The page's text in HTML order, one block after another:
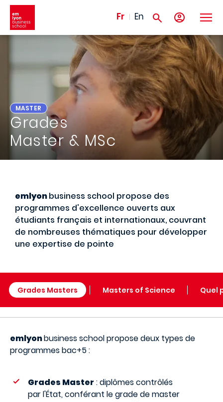
Aller au contenu principal
Fr En
MASTER
Grades
Master & MSc
emlyonbusiness school propose des
programmes d'excellence ouverts aux
étudiants français et internationaux, couvrant
de nombreuses thématiques pour développer
une expertise de pointe
Grades Masters Masters of Science Quel
emlyonbusiness school propose deux types de
programmes bac+5 :
Grades Master : diplômes contrôlés
par l'État, conférant le grade de master